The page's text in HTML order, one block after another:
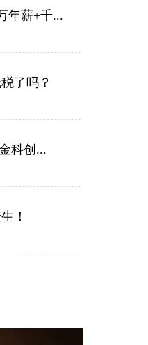
年薪+千...
了吗？
科创...
！